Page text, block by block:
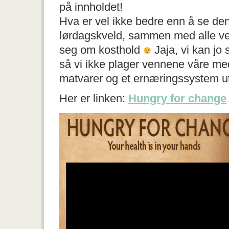
på innholdet!
Hva er vel ikke bedre enn å se
lørdagskveld, sammen med alle
seg om kosthold
Jaja, vi kan jo
så vi ikke plager vennene våre
matvarer og et ernæringssystem
Her er linken: Hungry for change